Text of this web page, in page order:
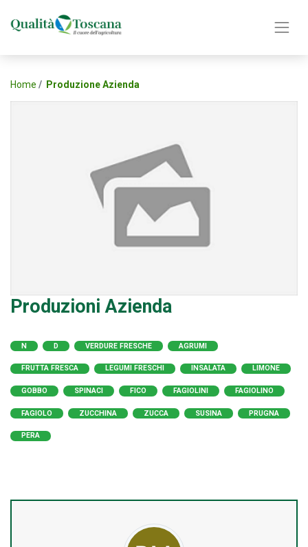
Home Produzione Azienda
Produzioni Azienda
N D VERDURE FRESCHE AGRUMI
FRUTTA FRESCA LEGUMI FRESCHI INSALATA LIMONE
GOBBO SPINACI FICO FAGIOLINI FAGIOLINO
FAGIOLO ZUCCHINA ZUCCA SUSINA PRUGNA
PERA